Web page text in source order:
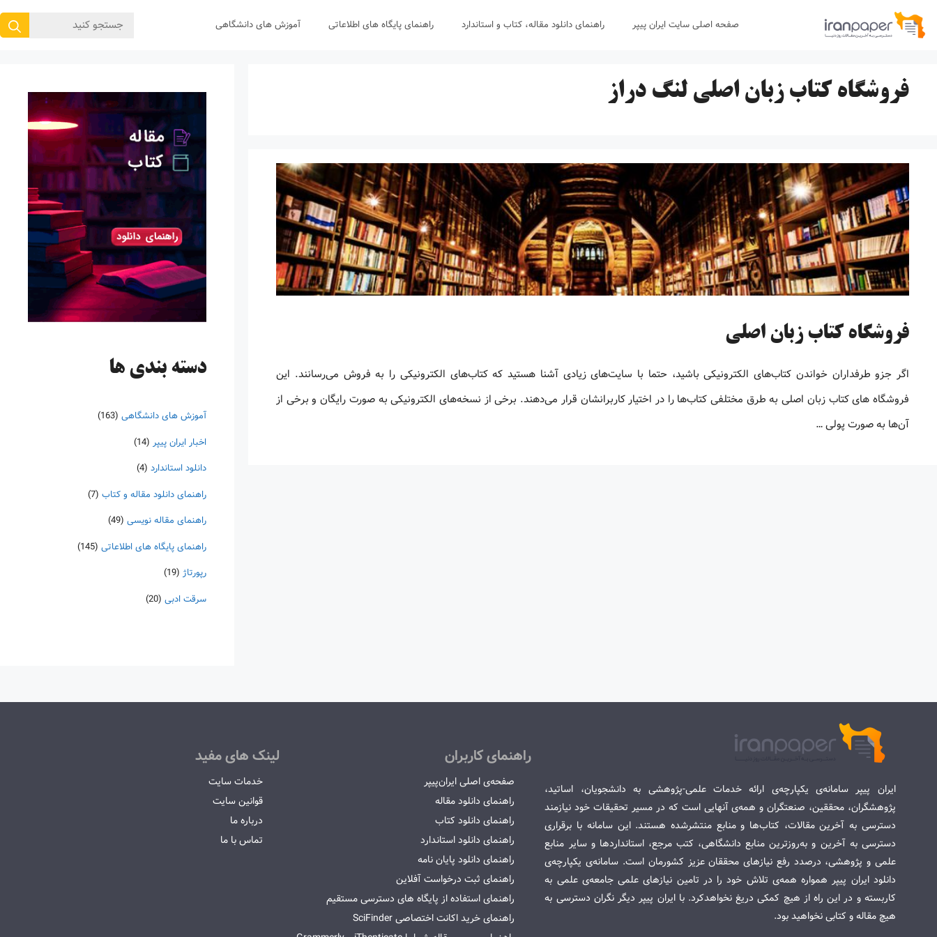
پرش
صفحه اصلی سایت ایران پیپر راهنمای دانلود مقاله، کتاب و استاندارد راهنمای پایگاه های اطلاعاتی آموزش های دانشگاهی
جستجوی
فروشگاه کتاب زبان اصلی لنگ دراز
فروشگاه کتاب زبان اصلی
اگر جزو طرفداران خواندن کتاب‌های الکترونیکی باشید، حتما با سایت‌های زیادی آشنا هستید که کتاب‌های الکترونیکی را به فروش می‌رسانند. این
فروشگاه های کتاب زبان اصلی به طرق مختلفی کتاب‌ها را در اختیار کاربرانشان قرار می‌دهند. برخی از نسخه‌های الکترونیکی به صورت رایگان و برخی از
آن‌ها به صورت پولی …
دسته‌ بندی ها
آموزش های دانشگاهی (163)
اخبار ایران پیپر (14)
دانلود استاندارد (4)
راهنمای دانلود مقاله و کتاب (7)
راهنمای مقاله نویسی (49)
راهنمای پایگاه های اطلاعاتی (145)
رپورتاژ (19)
سرقت ادبی (20)
ایران پیپر سامانه‌ی یکپارچه‌ی ارائه خدمات علمی-پژوهشی به دانشجویان، اساتید،
پژوهشگران، محققین، صنعتگران و همه‌ی آنهایی است که در مسیر تحقیقات خود نیازمند
دسترسی به آخرین مقالات، کتاب‌ها و منابع منتشرشده هستند. این سامانه با برقراری
دسترسی به آخرین و به‌روزترین منابع دانشگاهی، کتب مرجع، استانداردها و سایر منابع
علمی و پژوهشی، درصدد رفع نیازهای محققان عزیز کشورمان است. سامانه‌ی یکپارچه‌ی
دانلود ایران پیپر همواره همه‌ی تلاش خود را در تامین نیازهای علمی جامعه‌ی علمی به
کاربسته و در این راه از هیچ کمکی دریغ نخواهدکرد. با ایران پیپر دیگر نگران دسترسی به
هیچ مقاله و کتابی نخواهید بود.
راهنمای کاربران
صفحه‌ی اصلی ایران‌پیپر
راهنمای دانلود مقاله
راهنمای دانلود کتاب
راهنمای دانلود استاندارد
راهنمای دانلود پایان نامه
راهنمای ثبت درخواست آفلاین
راهنمای استفاده از پایگاه های دسترسی مستقیم
راهنمای خرید اکانت اختصاصی SciFinder
لینک های مفید
خدمات سایت
قوانین سایت
درباره ما
تماس با ما